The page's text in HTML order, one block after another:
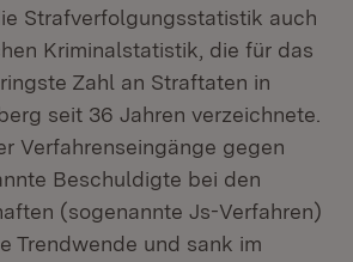
Strafverfolgungsstatistik auch
Kriminalstatistik, die für das
Zahl an Straftaten in
seit 36 Jahren verzeichnete.
Verfahrenseingänge gegen
Beschuldigte bei den
(sogenannte Js-Verfahren)
Trendwende und sank im